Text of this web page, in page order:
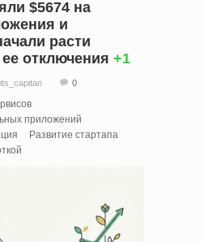
$5674 на
и
расти
отключения +1
its_capitan 0
приложений
Развитие стартапа